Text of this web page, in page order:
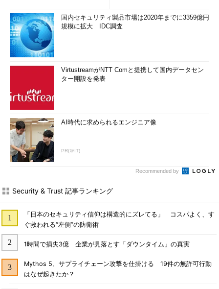
国内セキュリティ製品市場は2020年までに3359億円
規模に拡大 IDC調査
VirtustreamがNTT Comと提携して国内データセン
ター開設を発表
AI時代に求められるエンジニア像
PR(＠IT)
Recommended by
Security & Trust 記事ランキング
「日本のセキュリティ信仰は構造的にズレてる」 コスパよく、す
ぐ救われる“左側”の防衛術
1時間で損失3億 企業が見落とす「ダウンタイム」の真実
Mythos 5、サプライチェーン攻撃を仕掛ける 19件の無許可行動
はなぜ起きたか？